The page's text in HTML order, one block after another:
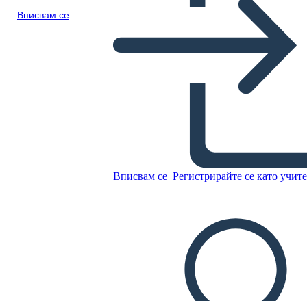
Вписвам се
Вписвам се Регистрирайте се като
Копирайте този Storyboard
СЪЗДАЙТЕ СЦЕНАРИЙ